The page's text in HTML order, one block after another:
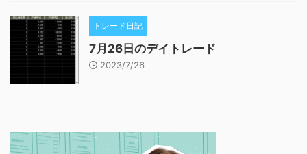
トレード日記
7月26日のデイトレード
2023/7/26